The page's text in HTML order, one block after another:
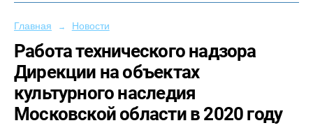
Главная → Новости
Работа технического надзора
Дирекции на объектах
культурного наследия
Московской области в 2020 году